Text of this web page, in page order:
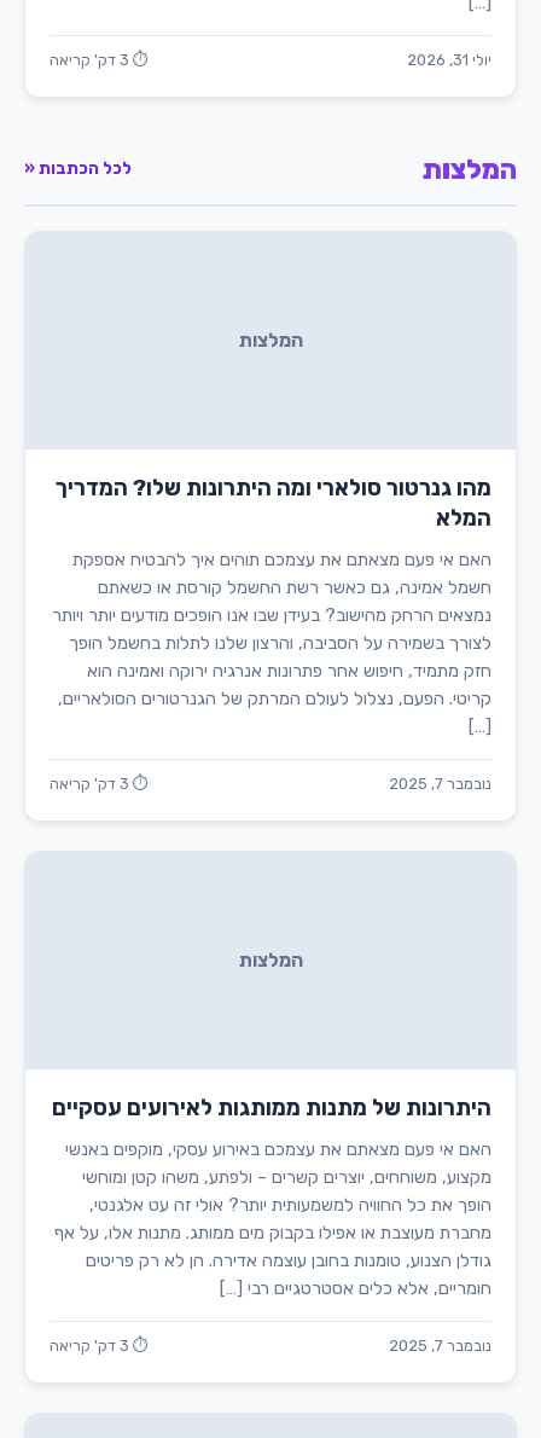
יולי 31, 2026 ⏱ 3 דק' קריאה
המלצות לכל הכתבות «
המלצות
מהו גנרטור סולארי ומה היתרונות שלו? המדריך
המלא
האם אי פעם מצאתם את עצמכם תוהים איך להבטיח אספקת
חשמל אמינה, גם כאשר רשת החשמל קורסת או כשאתם
נמצאים הרחק מהישוב? בעידן שבו אנו הופכים מודעים יותר ויותר
לצורך בשמירה על הסביבה, והרצון שלנו לתלות בחשמל הופך
חזק מתמיד, חיפוש אחר פתרונות אנרגיה ירוקה ואמינה הוא
קריטי. הפעם, נצלול לעולם המרתק של הגנרטורים הסולאריים,
[…]
נובמבר 7, 2025 ⏱ 3 דק' קריאה
המלצות
היתרונות של מתנות ממותגות לאירועים עסקיים
האם אי פעם מצאתם את עצמכם באירוע עסקי, מוקפים באנשי
מקצוע, משוחחים, יוצרים קשרים – ולפתע, משהו קטן ומוחשי
הופך את כל החוויה למשמעותית יותר? אולי זה עט אלגנטי,
מחברת מעוצבת או אפילו בקבוק מים ממותג. מתנות אלו, על אף
גודלן הצנוע, טומנות בחובן עוצמה אדירה. הן לא רק פריטים
חומריים, אלא כלים אסטרטגיים רבי […]
נובמבר 7, 2025 ⏱ 3 דק' קריאה